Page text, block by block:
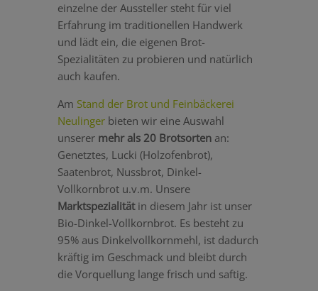
einzelne der Aussteller steht für viel
Erfahrung im traditionellen Handwerk
und lädt ein, die eigenen Brot-
Spezialitäten zu probieren und natürlich
auch kaufen.
Am Stand der Brot und Feinbäckerei
Neulingerbieten wir eine Auswahl
unserer mehr als 20 Brotsortenan:
Genetztes, Lucki (Holzofenbrot),
Saatenbrot, Nussbrot, Dinkel-
Vollkornbrot u.v.m. Unsere
Marktspezialitätin diesem Jahr ist unser
Bio-Dinkel-Vollkornbrot. Es besteht zu
95% aus Dinkelvollkornmehl, ist dadurch
kräftig im Geschmack und bleibt durch
die Vorquellung lange frisch und saftig.